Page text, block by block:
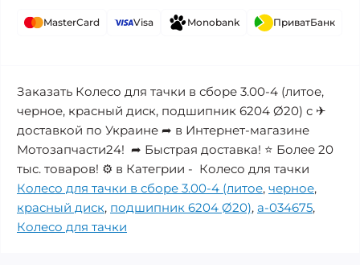
MasterCard Visa Monobank ПриватБанк
Заказать Колесо для тачки в сборе 3.00-4 (литое,
черное, красный диск, подшипник 6204 Ø20) с ✈
доставкой по Украине ➦ в Интернет-магазине
Мотозапчасти24! ➦ Быстрая доставка! ⭐ Более 20
тыс. товаров! ⚙️ в Категрии - Колесо для тачки
Колесо для тачки в сборе 3.00-4 (литое, черное,
красный диск, подшипник 6204 Ø20), a-034675,
Колесо для тачки